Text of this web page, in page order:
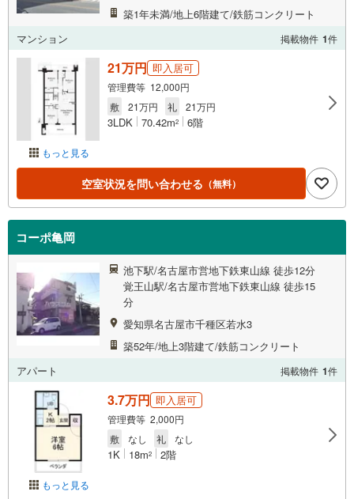
築1年未満/地上6階建て/鉄筋コンクリート
マンション
掲載物件 1件
もっと見る
21万円 即入居可
管理費等 12,000円
敷
21万円 礼 21万円
3LDK 70.42m2 6階
空室状況を問い合わせる （無料）
コーポ亀岡
池下駅/名古屋市営地下鉄東山線 徒歩12分
覚王山駅/名古屋市営地下鉄東山線 徒歩15
分
愛知県名古屋市千種区若水3
築52年/地上3階建て/鉄筋コンクリート
アパート
掲載物件 1件
もっと見る
3.7万円 即入居可
管理費等 2,000円
敷
なし 礼 なし
1K 18m2 2階